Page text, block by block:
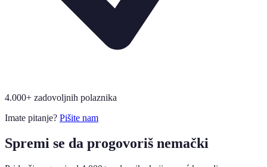
4.000+ zadovoljnih polaznika
Imate pitanje? Pišite nam
Spremi se da progovoriš nemački